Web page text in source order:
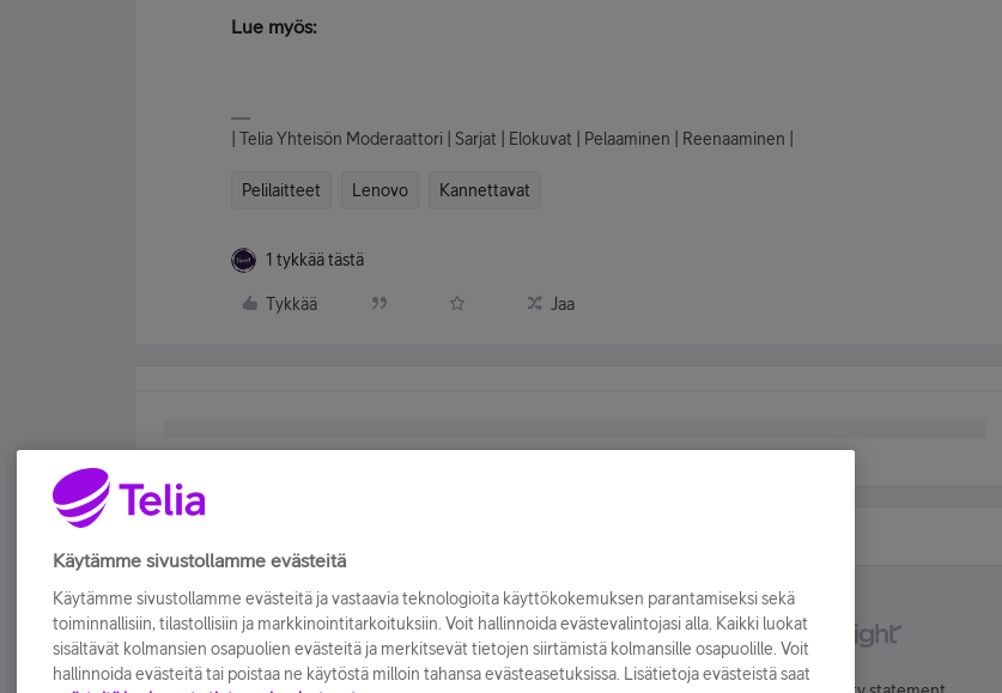
Lue myös:
| Telia Yhteisön Moderaattori | Sarjat | Elokuvat | Pelaaminen | Reenaaminen |
Pelilaitteet Lenovo Kannettavat
1 tykkää tästä
Tykkää Jaa
Käytämme sivustollamme evästeitä
Käytämme sivustollamme evästeitä ja vastaavia teknologioita käyttökokemuksen parantamiseksi sekä
toiminnallisiin, tilastollisiin ja markkinointitarkoituksiin. Voit hallinnoida evästevalintojasi alla. Kaikki luokat
sisältävät kolmansien osapuolien evästeitä ja merkitsevät tietojen siirtämistä kolmansille osapuolille. Voit
hallinnoida evästeitä tai poistaa ne käytöstä milloin tahansa evästeasetuksissa. Lisätietoja evästeistä saat